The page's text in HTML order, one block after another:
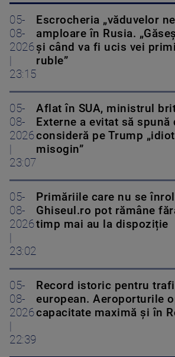
05-
08-
2026
23:15
Escrocheria „văduvelor
amploare în Rusia.
și când va fi ucis vei
ruble”
05-
08-
2026
23:07
Aflat în SUA, ministrul
Externe a evitat să spună
consideră pe Trump
misogin”
05-
08-
2026
23:02
Primăriile care nu se
Ghiseul.ro pot rămâne
timp mai au la dispoziție
05-
08-
2026
22:39
Record istoric pentru
european. Aeroporturile
capacitate maximă și în